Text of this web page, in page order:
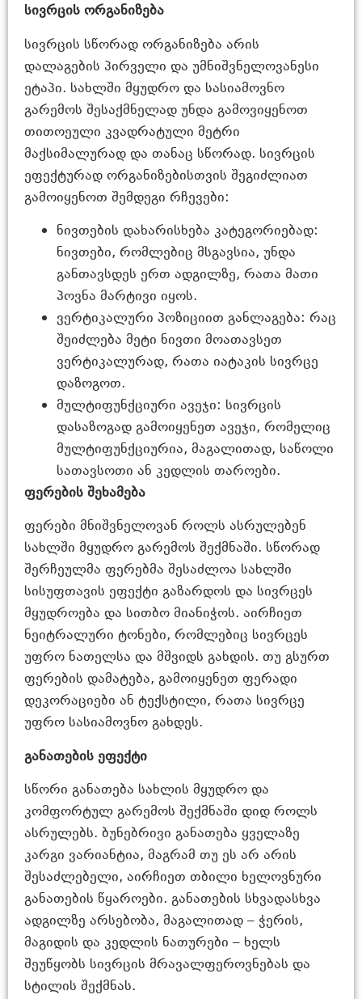
სივრცის ორგანიზება
სივრცის სწორად ორგანიზება არის
დალაგების პირველი და უმნიშვნელოვანესი
ეტაპი. სახლში მყუდრო და სასიამოვნო
გარემოს შესაქმნელად უნდა გამოვიყენოთ
თითოეული კვადრატული მეტრი
მაქსიმალურად და თანაც სწორად. სივრცის
ეფექტურად ორგანიზებისთვის შეგიძლიათ
გამოიყენოთ შემდეგი რჩევები:
ნივთების დახარისხება კატეგორიებად:
ნივთები, რომლებიც მსგავსია, უნდა
განთავსდეს ერთ ადგილზე, რათა მათი
პოვნა მარტივი იყოს.
ვერტიკალური პოზიციით განლაგება: რაც
შეიძლება მეტი ნივთი მოათავსეთ
ვერტიკალურად, რათა იატაკის სივრცე
დაზოგოთ.
მულტიფუნქციური ავეჯი: სივრცის
დასაზოგად გამოიყენეთ ავეჯი, რომელიც
მულტიფუნქციურია, მაგალითად, საწოლი
სათავსოთი ან კედლის თაროები.
ფერების შეხამება
ფერები მნიშვნელოვან როლს ასრულებენ
სახლში მყუდრო გარემოს შექმნაში. სწორად
შერჩეულმა ფერებმა შესაძლოა სახლში
სისუფთავის ეფექტი გაზარდოს და სივრცეს
მყუდროება და სითბო მიანიჭოს. აირჩიეთ
ნეიტრალური ტონები, რომლებიც სივრცეს
უფრო ნათელსა და მშვიდს გახდის. თუ გსურთ
ფერების დამატება, გამოიყენეთ ფერადი
დეკორაციები ან ტექსტილი, რათა სივრცე
უფრო სასიამოვნო გახდეს.
განათების ეფექტი
სწორი განათება სახლის მყუდრო და
კომფორტულ გარემოს შექმნაში დიდ როლს
ასრულებს. ბუნებრივი განათება ყველაზე
კარგი ვარიანტია, მაგრამ თუ ეს არ არის
შესაძლებელი, აირჩიეთ თბილი ხელოვნური
განათების წყაროები. განათების სხვადასხვა
ადგილზე არსებობა, მაგალითად – ჭერის,
მაგიდის და კედლის ნათურები – ხელს
შეუწყობს სივრცის მრავალფეროვნებას და
სტილის შექმნას.